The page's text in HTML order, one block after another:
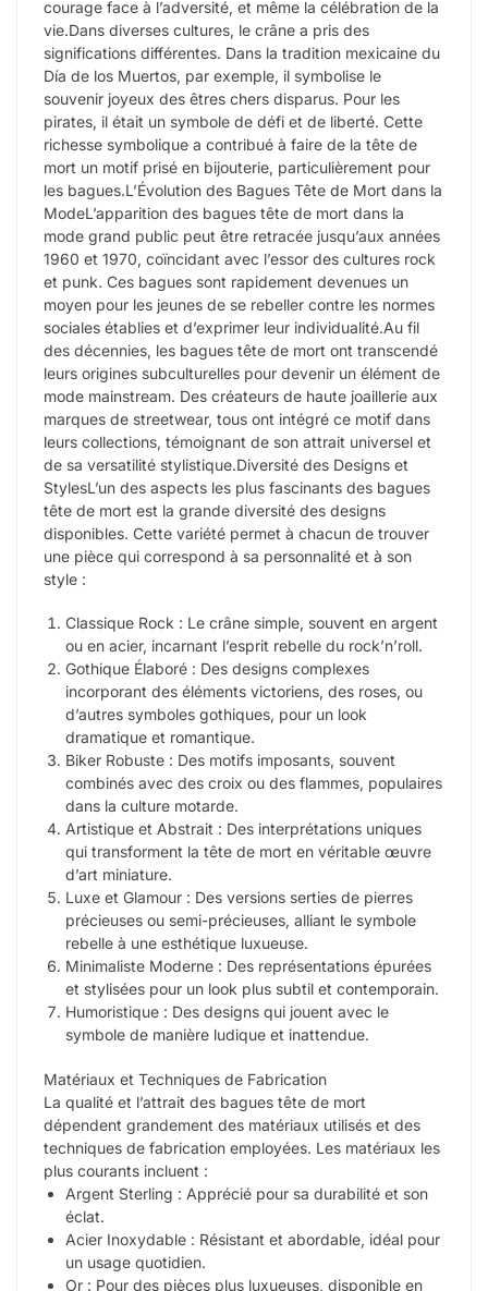
courage face à l’adversité, et même la célébration de la
vie.Dans diverses cultures, le crâne a pris des
significations différentes. Dans la tradition mexicaine du
Día de los Muertos, par exemple, il symbolise le
souvenir joyeux des êtres chers disparus. Pour les
pirates, il était un symbole de défi et de liberté. Cette
richesse symbolique a contribué à faire de la tête de
mort un motif prisé en bijouterie, particulièrement pour
les bagues.L’Évolution des Bagues Tête de Mort dans la
ModeL’apparition des bagues tête de mort dans la
mode grand public peut être retracée jusqu’aux années
1960 et 1970, coïncidant avec l’essor des cultures rock
et punk. Ces bagues sont rapidement devenues un
moyen pour les jeunes de se rebeller contre les normes
sociales établies et d’exprimer leur individualité.Au fil
des décennies, les bagues tête de mort ont transcendé
leurs origines subculturelles pour devenir un élément de
mode mainstream. Des créateurs de haute joaillerie aux
marques de streetwear, tous ont intégré ce motif dans
leurs collections, témoignant de son attrait universel et
de sa versatilité stylistique.Diversité des Designs et
StylesL’un des aspects les plus fascinants des bagues
tête de mort est la grande diversité des designs
disponibles. Cette variété permet à chacun de trouver
une pièce qui correspond à sa personnalité et à son
style :
Classique Rock : Le crâne simple, souvent en argent
ou en acier, incarnant l’esprit rebelle du rock’n’roll.
Gothique Élaboré : Des designs complexes
incorporant des éléments victoriens, des roses, ou
d’autres symboles gothiques, pour un look
dramatique et romantique.
Biker Robuste : Des motifs imposants, souvent
combinés avec des croix ou des flammes, populaires
dans la culture motarde.
Artistique et Abstrait : Des interprétations uniques
qui transforment la tête de mort en véritable œuvre
d’art miniature.
Luxe et Glamour : Des versions serties de pierres
précieuses ou semi-précieuses, alliant le symbole
rebelle à une esthétique luxueuse.
Minimaliste Moderne : Des représentations épurées
et stylisées pour un look plus subtil et contemporain.
Humoristique : Des designs qui jouent avec le
symbole de manière ludique et inattendue.
Matériaux et Techniques de Fabrication
La qualité et l’attrait des bagues tête de mort
dépendent grandement des matériaux utilisés et des
techniques de fabrication employées. Les matériaux les
plus courants incluent :
Argent Sterling : Apprécié pour sa durabilité et son
éclat.
Acier Inoxydable : Résistant et abordable, idéal pour
un usage quotidien.
Or : Pour des pièces plus luxueuses, disponible en